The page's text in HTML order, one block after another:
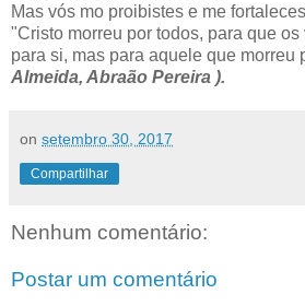
Mas vós mo proibistes e me
"Cristo morreu por todos, para que
para si, mas para aquele que morreu
Almeida, Abraão Pereira ).
on setembro 30, 2017
Compartilhar
Nenhum comentário:
Postar um comentário